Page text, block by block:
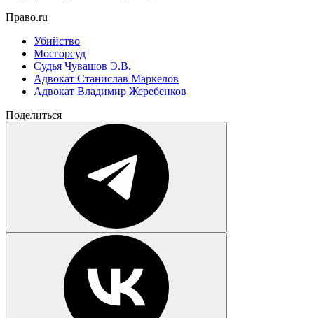
Право.ru
Убийство
Мосгорсуд
Судья Чувашов Э.В.
Адвокат Станислав Маркелов
Адвокат Владимир Жеребенков
Поделиться